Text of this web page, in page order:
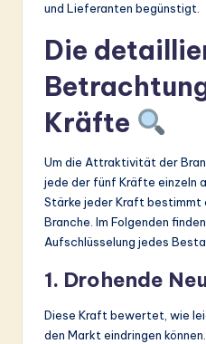
und Lieferanten begünstigt.
Die
Kräfte
Um die Attraktivität der
jede der fünf Kräfte einzeln
Stärke jeder Kraft
Branche. Im Folgenden
Aufschlüsselung jedes
1. Drohende
Diese Kraft bewertet, wie
den Markt eindringen